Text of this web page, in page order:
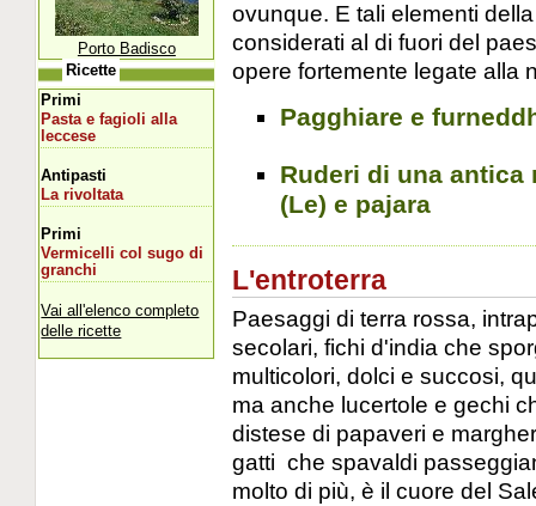
ovunque. E tali elementi
considerati al di fuori del
opere fortemente legate alla
Pagghiare e
Ruderi di una
(Le) e pajara
L'entroterra
Paesaggi di terra rossa,
secolari, fichi d'india che
multicolori, dolci e succosi,
ma anche lucertole e gechi
distese di papaveri e
gatti che spavaldi
molto di più, è il cuore del
Porto Badisco
Ricette
Primi
Pasta e fagioli alla
leccese
Antipasti
La rivoltata
Primi
Vermicelli col sugo di
granchi
Vai all'elenco completo
delle ricette